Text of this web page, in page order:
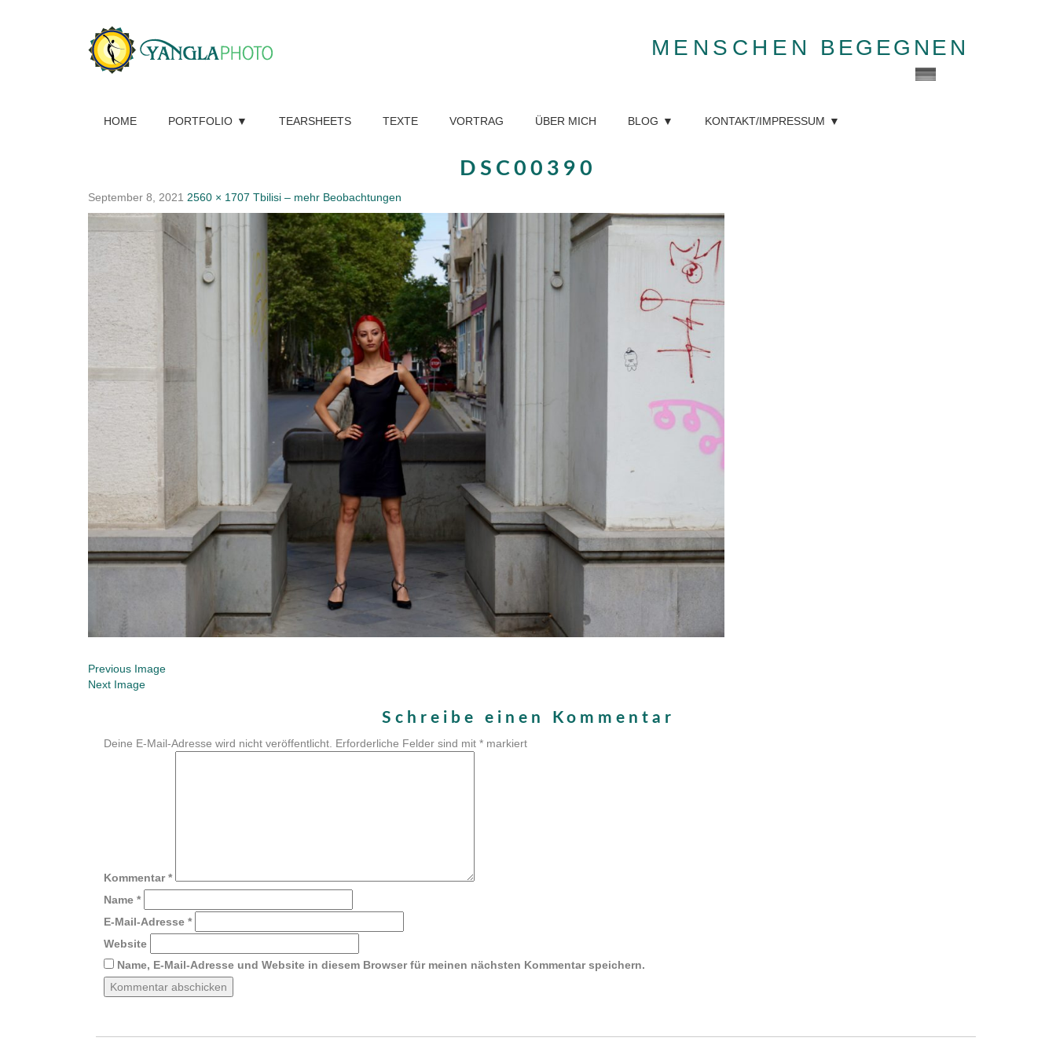
MENSCHEN BEGEGNEN
HOME PORTFOLIO TEARSHEETS TEXTE VORTRAG ÜBER MICH BLOG KONTAKT/IMPRESSUM
DSC00390
September 8, 2021 2560 × 1707 Tbilisi – mehr Beobachtungen
Previous Image
Next Image
Schreibe einen Kommentar
Deine E-Mail-Adresse wird nicht veröffentlicht. Erforderliche Felder sind mit * markiert
Kommentar*
Name *
E-Mail-Adresse *
Website
Name, E-Mail-Adresse und Website in diesem Browser für meinen nächsten Kommentar speichern.